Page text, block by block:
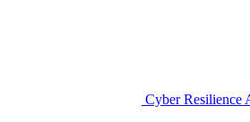
Cyber